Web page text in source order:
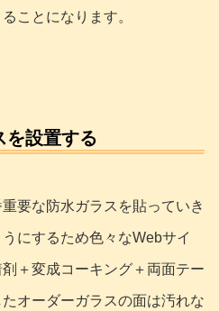
ことになります。
を設置する
要な防水ガラスを貼っていき
にするため色々なWebサイ
＋変成コーキング＋両面テー
オーダーガラスの面は汚れな